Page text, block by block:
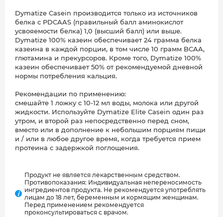
Dymatize Casein производится только из источников
белка с PDCAAS (правильный балл аминокислот
усвояемости белка) 1,0 (высший балл) или выше.
Dymatize 100% казеин обеспечивает 24 грамма белка
казеина в каждой порции, в том числе 10 грамм BCAA,
глютамина и прекурсоров. Кроме того, Dymatize 100%
казеин обеспечивает 50% от рекомендуемой дневной
нормы потребления кальция.
Рекомендации по применению:
смешайте 1 ложку с 10-12 мл воды, молока или другой
жидкости. Используйте Dymatize Elite Casein один раз
утром, и второй раз непосредственно перед сном,
вместо или в дополнение к небольшим порциям пищи
и / или в любое другое время, когда требуется прием
протеина с задержкой поглощения.
i
Продукт не является лекарственным средством.
Противопоказания: Индивидуальная непереносимость
ингредиентов продукта. Не рекомендуется употреблять
лицам до 18 лет, беременным и кормящим женщинам.
Перед применением рекомендуется
проконсультироваться с врачом.